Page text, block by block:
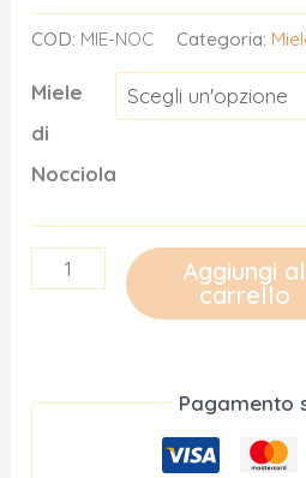
COD: MIE-NOC Categoria:
Miele
di
Nocciola
Nocciole
Aggiungi al
carrello
Pagamento